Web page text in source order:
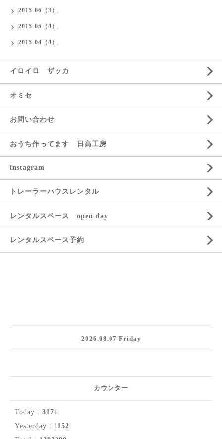
2015-06（3）
2015-05（4）
2015-04（4）
イロイロ ザッカ
オミセ
お問い合わせ
おうち作ってます 日高工房
instagram
トレーラーハウスレンタル
レンタルスペース open day
レンタルスペース予約
2026.08.07 Friday
カウンター
Today : 3171
Yesterday : 1152